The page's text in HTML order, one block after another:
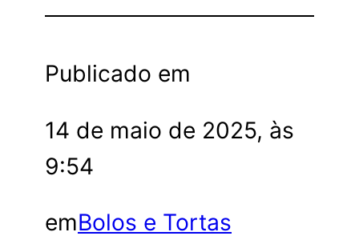
Publicado em
14 de maio de 2025, às
9:54
emBolos e Tortas